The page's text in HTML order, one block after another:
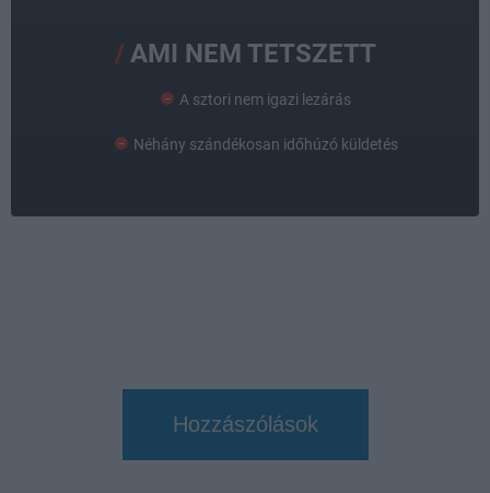
AMI NEM TETSZETT
A sztori nem igazi lezárás
Néhány szándékosan időhúzó küldetés
Hozzászólások